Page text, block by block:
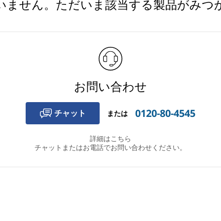
ません。ただいま該当する製品がみつ
お問い合わせ
チャット または 0120-80-4545
詳細はこちら
チャットまたはお電話でお問い合わせください。